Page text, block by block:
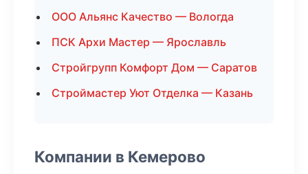
ООО Альянс Качество — Вологда
ПСК Архи Мастер — Ярославль
Стройгрупп Комфорт Дом — Саратов
Строймастер Уют Отделка — Казань
Компании в Кемерово